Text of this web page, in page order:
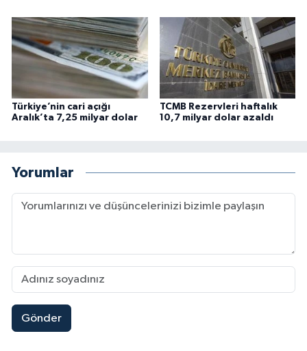
Türkiye’nin cari açığı
Aralık’ta 7,25 milyar dolar
TCMB Rezervleri haftalık
10,7 milyar dolar azaldı
Yorumlar
Gönder